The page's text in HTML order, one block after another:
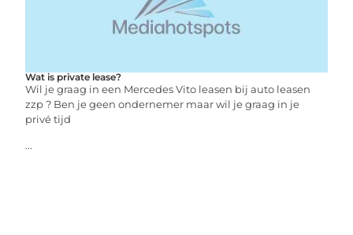
Wat is private lease?
Wil je graag in een Mercedes Vito leasen bij auto leasen
zzp ? Ben je geen ondernemer maar wil je graag in je
privé tijd
...